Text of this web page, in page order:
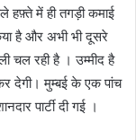
हफ़्ते में ही तगड़ी कमाई
है और अभी भी दूसरे
चल रही है । उम्मीद है
देगी। मुम्बई के एक पांच
पार्टी दी गई ।